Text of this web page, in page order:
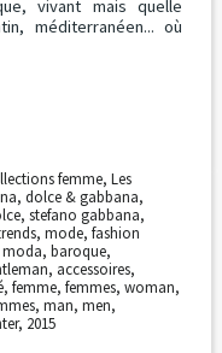
vivant mais quelle
méditerranéen... où
femme, Les
,dolce & gabbana,
, stefano gabbana,
, mode, fashion
moda, baroque,
, accessoires,
, femme, femmes, woman,
, man, men,
, 2015